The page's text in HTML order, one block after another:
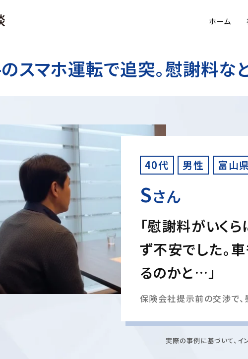
ホーム
スマホ運転で追突。慰謝料な
40代 男性 富山県
Sさん
「慰謝料がいく
ず不安でした。
るのかと…」
保険会社提示前の交渉で
実際の事例に基づいて、イ